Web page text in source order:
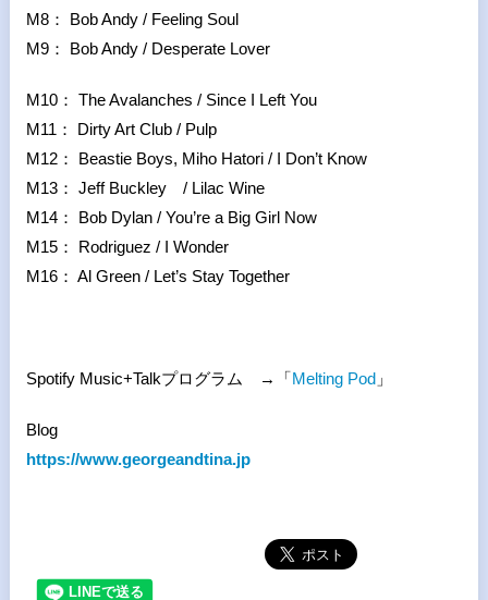
M8： Bob Andy / Feeling Soul
M9： Bob Andy / Desperate Lover
M10： The Avalanches / Since I Left You
M11： Dirty Art Club / Pulp
M12： Beastie Boys, Miho Hatori / I Don’t Know
M13： Jeff Buckley / Lilac Wine
M14： Bob Dylan / You’re a Big Girl Now
M15： Rodriguez / I Wonder
M16： Al Green / Let’s Stay Together
Spotify Music+Talkプログラム →「Melting Pod」
Blog
https://www.georgeandtina.jp